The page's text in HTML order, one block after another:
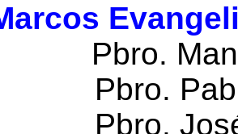
Pbro.
Pbro. Pablo
Pbro. José